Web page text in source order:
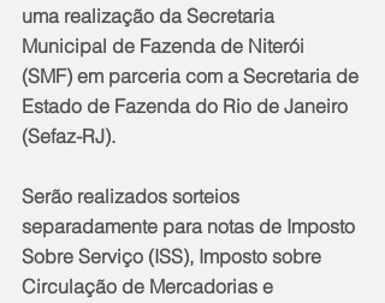
uma realização da Secretaria
Municipal de Fazenda de Niterói
(SMF) em parceria com a Secretaria de
Estado de Fazenda do Rio de Janeiro
(Sefaz-RJ).
Serão realizados sorteios
separadamente para notas de Imposto
Sobre Serviço (ISS), Imposto sobre
Circulação de Mercadorias e